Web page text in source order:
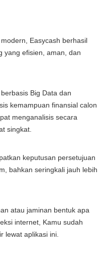
Easycash berhasil
yang efisien, aman, dan
Big Data dan
kemampuan finansial calon
menganalisis secara
singkat.
keputusan persetujuan
bahkan seringkali jauh lebih
atau jaminan bentuk apa
internet, Kamu sudah
lewat aplikasi ini.